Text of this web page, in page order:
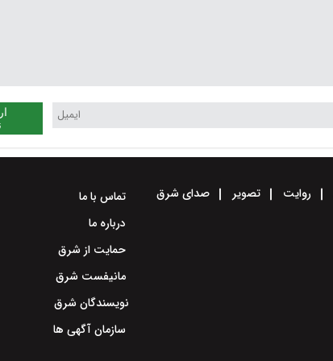
روایت تصویر صدای شرق
تماس با ما
درباره ما
حمایت از شرق
مانیفست شرق
نویسندگان شرق
سازمان آگهی ها